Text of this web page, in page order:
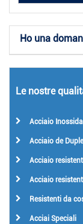
Ho una
Le nostre
Acciaio
Acciaio de
Acciaio
Acciaio
Resistenti da
Acciai Speciali